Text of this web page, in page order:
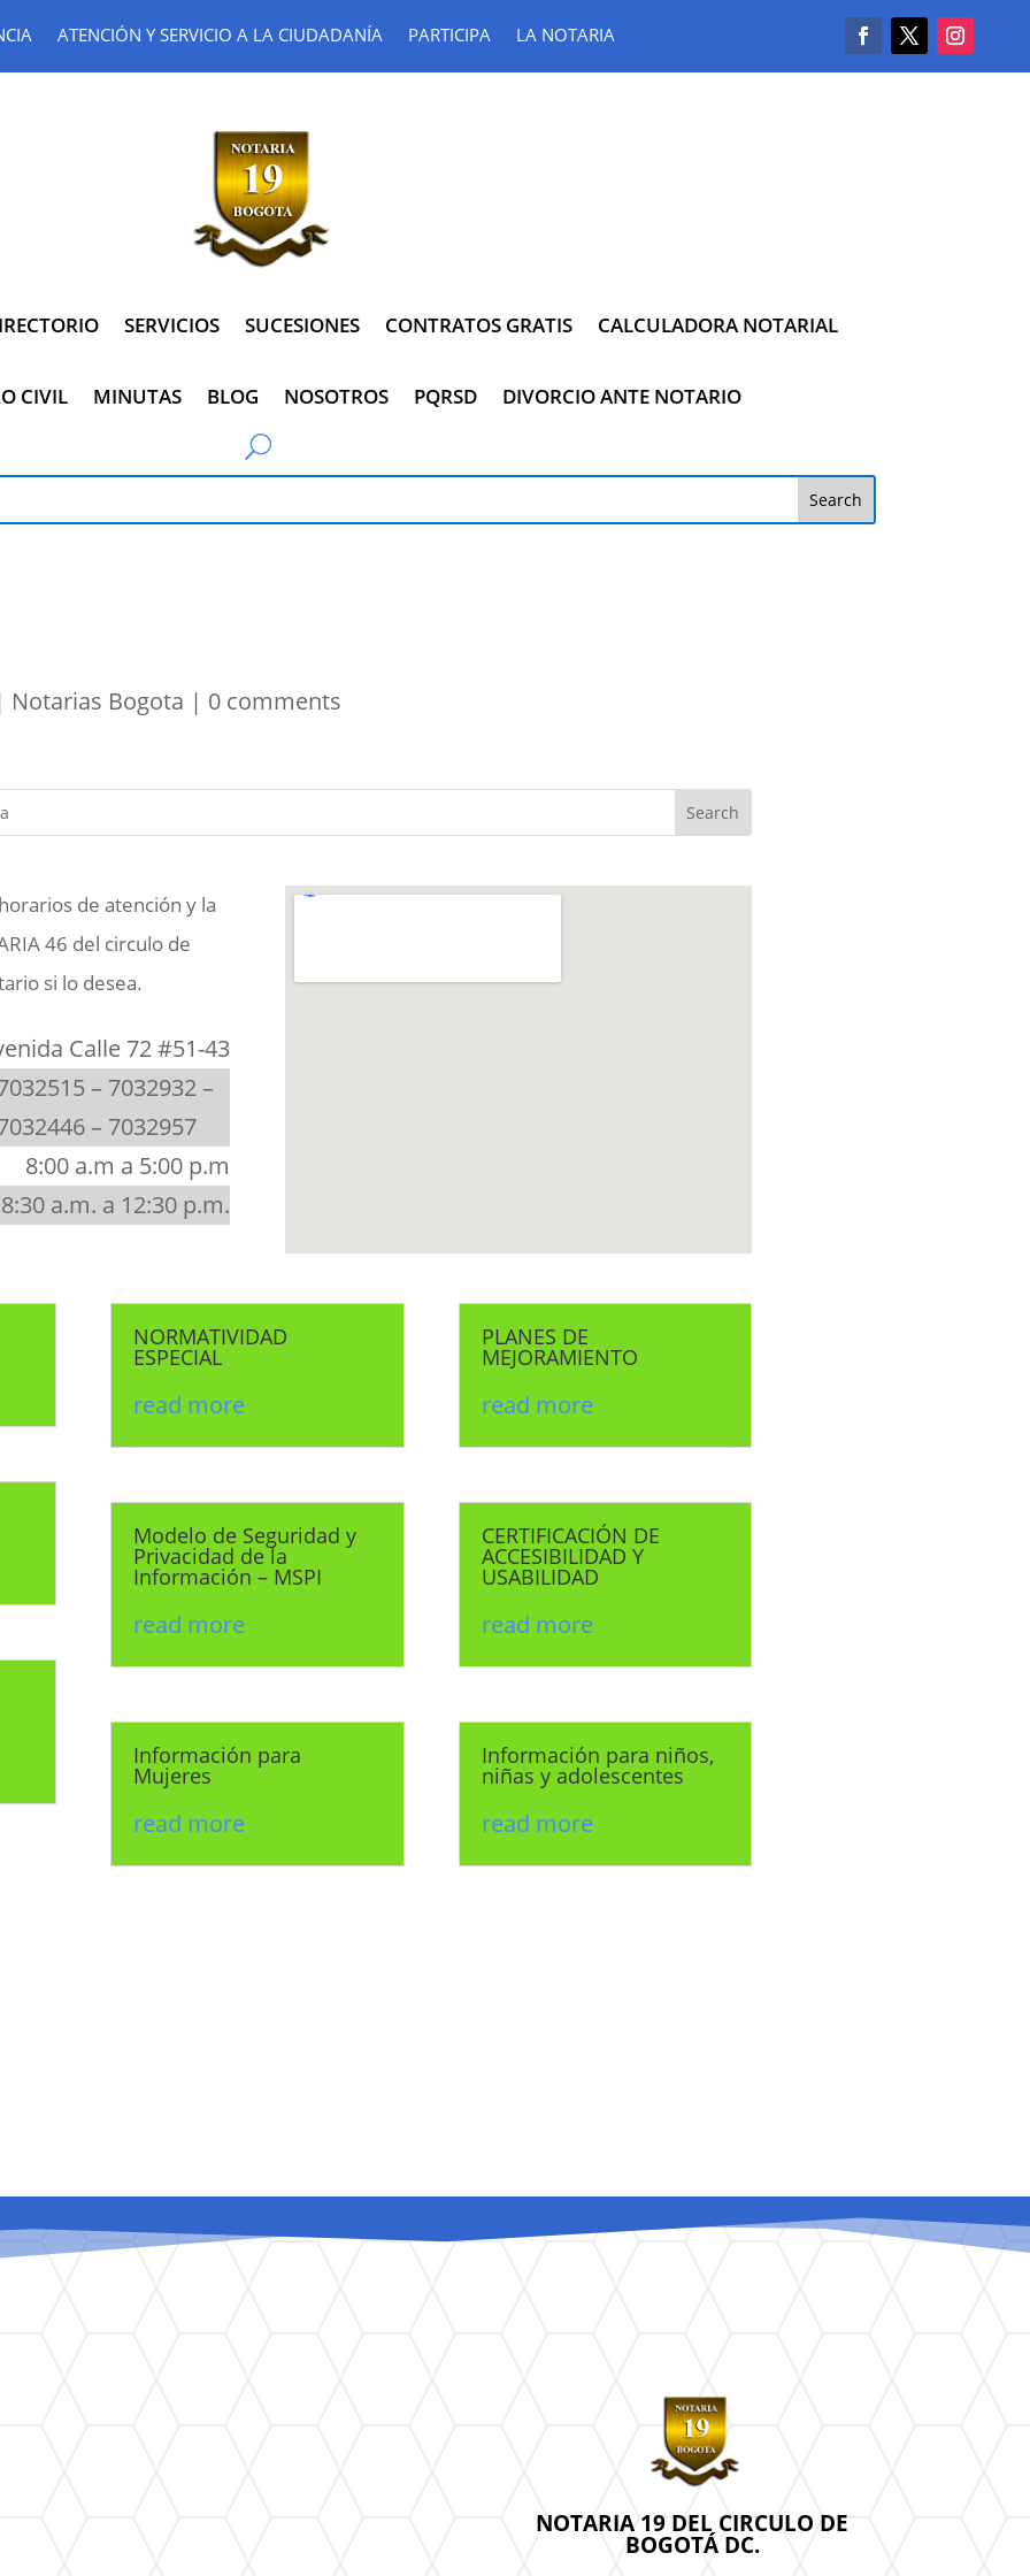
ATENCIÓN Y SERVICIO A LA CIUDADANÍA PARTICIPA LA NOTARIA
SERVICIOS SUCESIONES CONTRATOS GRATIS CALCULADORA NOTARIAL
CIVIL MINUTAS BLOG NOSOTROS PQRSD DIVORCIO ANTE NOTARIO
Notarias Bogota | 0 comments
de atención y la
46 del circulo de
si lo desea.
Calle 72 #51-43
– 7032932 –
– 7032957
8:00 a.m a 5:00 p.m
8:30 a.m. a 12:30 p.m.
NORMATIVIDAD
ESPECIAL
read more
Modelo de Seguridad y
Privacidad de la
Información – MSPI
read more
Información para
Mujeres
read more
PLANES DE
MEJORAMIENTO
read more
CERTIFICACIÓN DE
ACCESIBILIDAD Y
USABILIDAD
read more
Información para niños,
niñas y adolescentes
read more
NOTARIA 19 DEL CIRCULO DE
BOGOTÁ DC.